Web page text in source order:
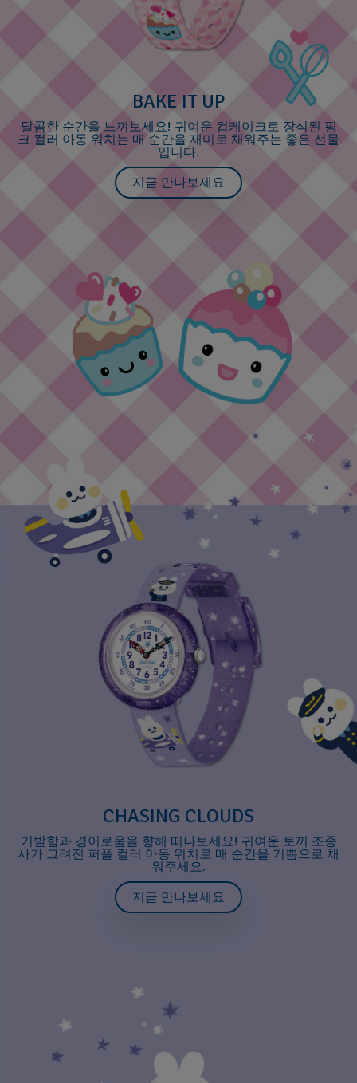
BAKE IT UP
달콤한 순간을 느껴보세요! 귀여운 컵케이크로 장식된 핑
크 컬러 아동 워치는 매 순간을 재미로 채워주는 좋은 선물
입니다.
지금 만나보세요
CHASING CLOUDS
기발함과 경이로움을 향해 떠나보세요! 귀여운 토끼 조종
사가 그려진 퍼플 컬러 아동 워치로 매 순간을 기쁨으로 채
워주세요.
지금 만나보세요